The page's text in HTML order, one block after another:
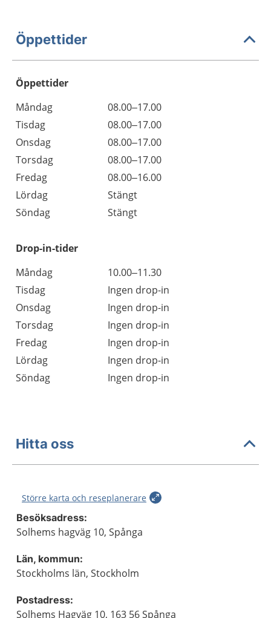
Öppettider
Öppettider
Dag
Öppettider
Kommentarer
Måndag
08.00–17.00
Tisdag
08.00–17.00
Onsdag
08.00–17.00
Torsdag
08.00–17.00
Fredag
08.00–16.00
Lördag
Stängt
Söndag
Stängt
Drop-in-tider
Måndag
10.00–11.30
Tisdag
Ingen drop-in
Onsdag
Ingen drop-in
Torsdag
Ingen drop-in
Fredag
Ingen drop-in
Lördag
Ingen drop-in
Söndag
Ingen drop-in
Hitta oss
Större karta och reseplanerare
Besöksadress:
Solhems hagväg 10, Spånga
Län, kommun:
Stockholms län, Stockholm
Postadress:
Solhems Hagväg 10, 163 56 Spånga